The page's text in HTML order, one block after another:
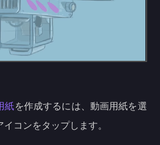
紙を作成するには、動画用紙を選
コンをタップします。